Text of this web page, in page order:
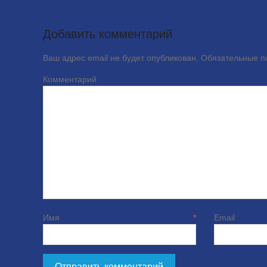
Добавить комментарий
Ваш адрес email не будет опубликован. Обязательные
Имя *